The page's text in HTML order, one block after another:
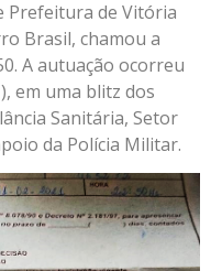
Prefeitura de Vitória
Brasil, chamou a
A autuação ocorreu
em uma blitz dos
Sanitária, Setor
da Polícia Militar.